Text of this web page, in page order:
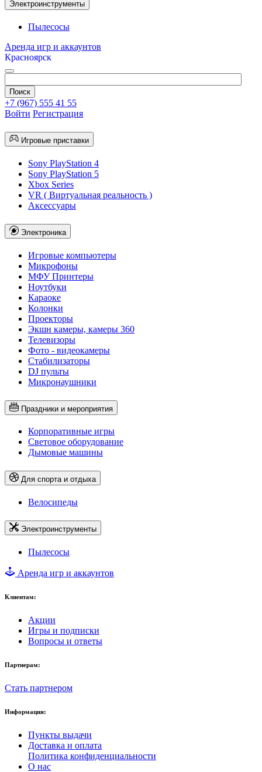
Электроинструменты
Пылесосы
Аренда игр и аккаунтов
Красноярск
+7 (967) 555 41 55
Войти Регистрация
Игровые приставки
Sony PlayStation 4
Sony PlayStation 5
Xbox Series
VR ( Виртуальная реальность )
Аксессуары
Электроника
Игровые компьютеры
Микрофоны
МФУ Принтеры
Ноутбуки
Караоке
Колонки
Проекторы
Экшн камеры, камеры 360
Телевизоры
Фото - видеокамеры
Стабилизаторы
DJ пульты
Микронаушники
Праздники и мероприятия
Корпоративные игры
Световое оборудование
Дымовые машины
Для спорта и отдыха
Велосипеды
Электроинструменты
Пылесосы
Аренда игр и аккаунтов
Клиентам:
Акции
Игры и подписки
Вопросы и ответы
Партнерам:
Стать партнером
Информация:
Пункты выдачи
Доставка и оплата
Политика конфиденциальности
О нас